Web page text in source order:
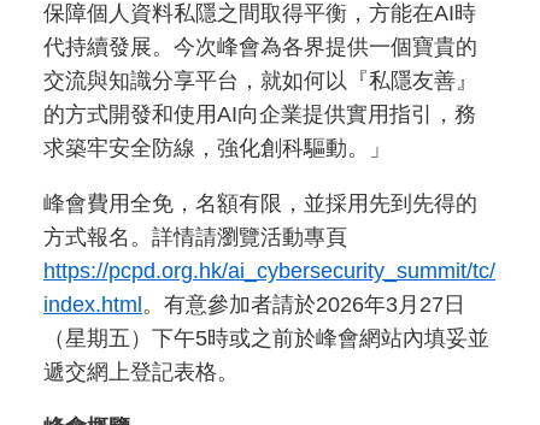
保障個人資料私隱之間取得平衡，方能在AI時
代持續發展。今次峰會為各界提供一個寶貴的
交流與知識分享平台，就如何以『私隱友善』
的方式開發和使用AI向企業提供實用指引，務
求築牢安全防線，強化創科驅動。」
峰會費用全免，名額有限，並採用先到先得的
方式報名。詳情請瀏覽活動專頁
https://pcpd.org.hk/ai_cybersecurity_summit/tc/
index.html 。有意參加者請於2026年3月27日
（星期五）下午5時或之前於峰會網站內填妥並
遞交網上登記表格。